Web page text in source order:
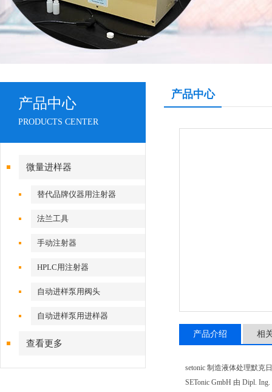
产品中心
PRODUCTS CENTER
微量进样器
替代品牌仪器用注射器
法兰工具
手动注射器
HPLC用注射器
自动进样泵用阀头
自动进样泵用进样器
查看更多
产品中心
产品介绍 相
setonic 制造液体处理默克
SETonic GmbH 由 Dipl.